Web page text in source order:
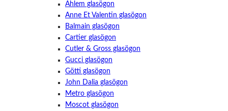
Ahlem glasögon
Anne Et Valentin glasögon
Balmain glasögon
Cartier glasögon
Cutler & Gross glasögon
Gucci glasögon
Götti glasögon
John Dalia glasögon
Metro glasögon
Moscot glasögon